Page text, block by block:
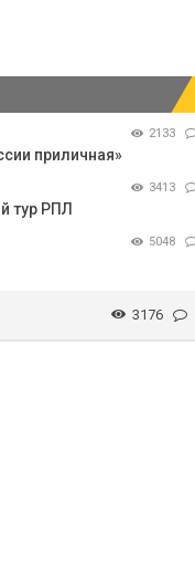
2133
приличная»
3413
тур РПЛ
5048
3176